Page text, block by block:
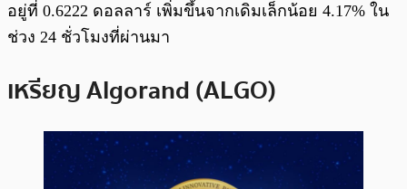
อยู่ที่ 0.6222 ดอลลาร์ เพิ่มขึ้นจากเดิมเล็กน้อย 4.17% ใน
ช่วง 24 ชั่วโมงที่ผ่านมา
เหรียญ Algorand (ALGO)